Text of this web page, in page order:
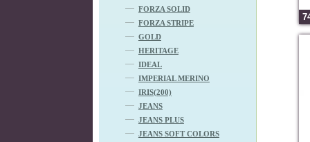
FORZA SOLID
FORZA STRIPE
GOLD
HERITAGE
IDEAL
IMPERIAL MERINO
IRIS(200)
JEANS
JEANS PLUS
JEANS SOFT COLORS